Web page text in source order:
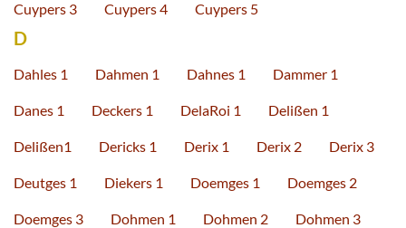
Cuypers 3 Cuypers 4 Cuypers 5
D
Dahles 1 Dahmen 1 Dahnes 1 Dammer 1
Danes 1 Deckers 1 DelaRoi 1 Delißen 1
Delißen1 Dericks 1 Derix 1 Derix 2 Derix 3
Deutges 1 Diekers 1 Doemges 1 Doemges 2
Doemges 3 Dohmen 1 Dohmen 2 Dohmen 3